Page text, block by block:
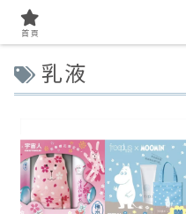
乳液
首頁